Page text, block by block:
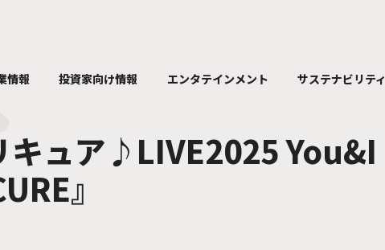
情報 投資家向け情報 エンタテインメント サステナビリティ
キュア♪LIVE2025 You&I
』